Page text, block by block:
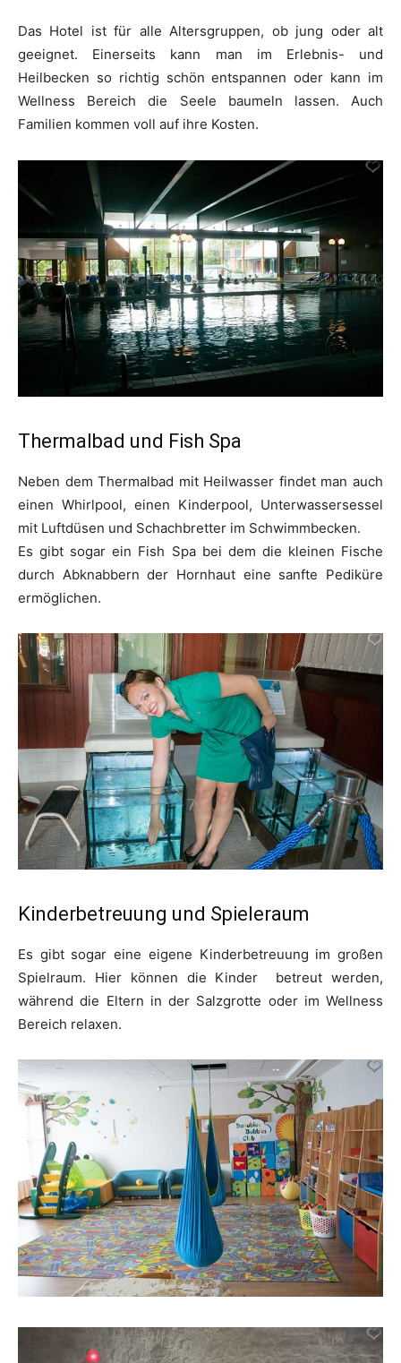
Das Hotel ist für alle Altersgruppen, ob jung oder alt
geeignet. Einerseits kann man im Erlebnis- und
Heilbecken so richtig schön entspannen oder kann im
Wellness Bereich die Seele baumeln lassen. Auch
Familien kommen voll auf ihre Kosten.
Thermalbad und Fish Spa
Neben dem Thermalbad mit Heilwasser findet man auch
einen Whirlpool, einen Kinderpool, Unterwassersessel
mit Luftdüsen und Schachbretter im Schwimmbecken.
Es gibt sogar ein Fish Spa bei dem die kleinen Fische
durch Abknabbern der Hornhaut eine sanfte Pediküre
ermöglichen.
Kinderbetreuung und Spieleraum
Es gibt sogar eine eigene Kinderbetreuung im großen
Spielraum. Hier können die Kinder betreut werden,
während die Eltern in der Salzgrotte oder im Wellness
Bereich relaxen.